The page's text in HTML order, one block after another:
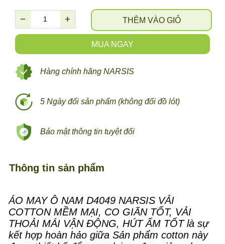
MUA NGAY
THÊM VÀO GIỎ
5 Ngày đổi sản phẩm (không đổi đồ lót)
Bảo mật thông tin tuyệt đối
Hàng chính hãng NARSIS
Thông tin sản phẩm
ÁO MAY Ô NAM D4049 NARSIS VẢI
COTTON MỀM MẠI, CO GIÃN TỐT, VẢI
THOẢI MÁI VẬN ĐỘNG, HÚT ẨM TỐT là sự
kết hợp hoàn hảo giữa Sản phẩm cotton này